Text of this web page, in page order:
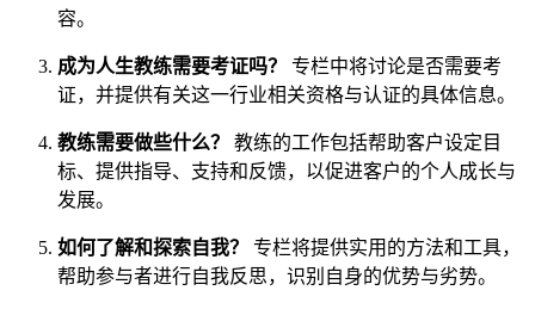
容。
成为人生教练需要考证吗？
专栏中将讨论是否需要考
证，并提供有关这一行业相关资格与认证的具体信息。
教练需要做些什么？
教练的工作包括帮助客户设定目
标、提供指导、支持和反馈，以促进客户的个人成长与
发展。
如何了解和探索自我？
专栏将提供实用的方法和工具，
帮助参与者进行自我反思，识别自身的优势与劣势。